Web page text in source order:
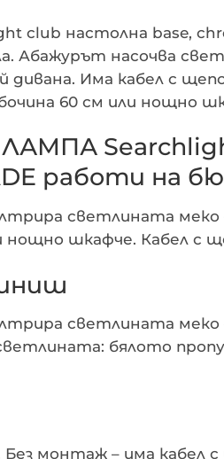
club настолна base,
Абажурът насочва
дивана. Има кабел с
60 см или нощно
работи на
светлината меко
нощно шкафче. Кабел с
светлината меко
бялото
Без монтаж – има